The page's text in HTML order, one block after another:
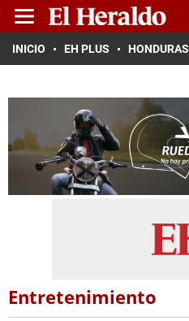
INICIO EH PLUS HONDURAS
Entretenimiento